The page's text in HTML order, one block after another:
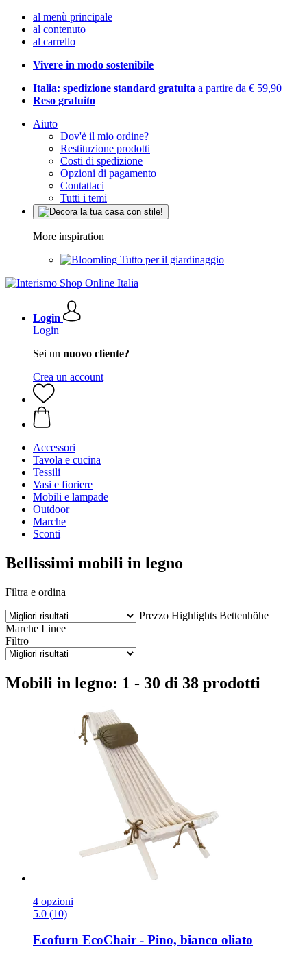
al menù principale
al contenuto
al carrello
Vivere in modo sostenibile
Italia: spedizione standard gratuita a partire da € 59,90
Reso gratuito
Aiuto
Dov'è il mio ordine?
Restituzione prodotti
Costi di spedizione
Opzioni di pagamento
Contattaci
Tutti i temi
More inspiration
Tutto per il giardinaggio
Login
Login
Sei un nuovo cliente?
Crea un account
Accessori
Tavola e cucina
Tessili
Vasi e fioriere
Mobili e lampade
Outdoor
Marche
Sconti
Bellissimi mobili in legno
Filtra e ordina
Prezzo Highlights Bettenhöhe
Marche Linee
Filtro
Mobili in legno: 1 - 30 di 38 prodotti
4 opzioni
5.0 (10)
Ecofurn EcoChair -​ Pino, bianco oliato